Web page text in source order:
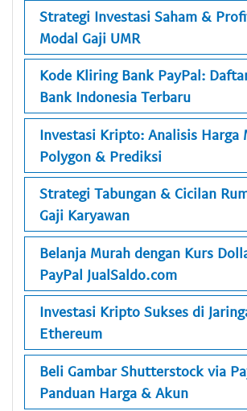
Strategi Investasi Saham &
Modal Gaji UMR
Kode Kliring Bank PayPal:
Bank Indonesia Terbaru
Investasi Kripto: Analisis Harga
Polygon & Prediksi
Strategi Tabungan & Cicilan
Gaji Karyawan
Belanja Murah dengan Kurs
PayPal JualSaldo.com
Investasi Kripto Sukses di
Ethereum
Beli Gambar Shutterstock via
Panduan Harga & Akun